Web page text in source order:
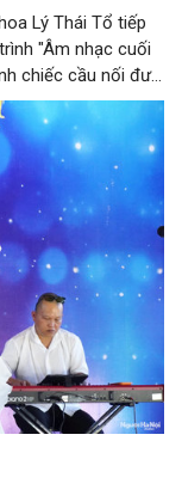
Lý Thái Tổ tiếp
"Âm nhạc cuối
chiếc cầu nối đưa
di sản giữa lòng Thủ
đến những giai
mở ra một hành
góp phần bồi đắp
tạo.